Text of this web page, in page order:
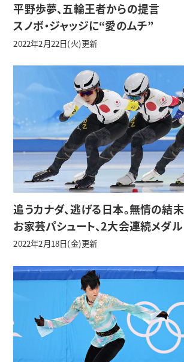
平野歩夢、五輪王者からの提言
スノボ・ジャッジに“愛のムチ”
2022年2月22日(火)更新
追うカナダ、逃げる日本。無情の結末
お家芸パシュート、2大会連続メダル
2022年2月18日(金)更新